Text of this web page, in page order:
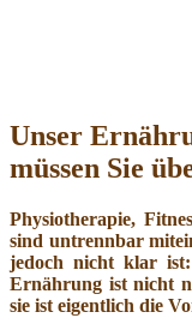
Unser
müssen Sie
Physiotherapie,
sind untrennbar
jedoch nicht klar ist:
Ernährung ist nicht
sie ist eigentlich die